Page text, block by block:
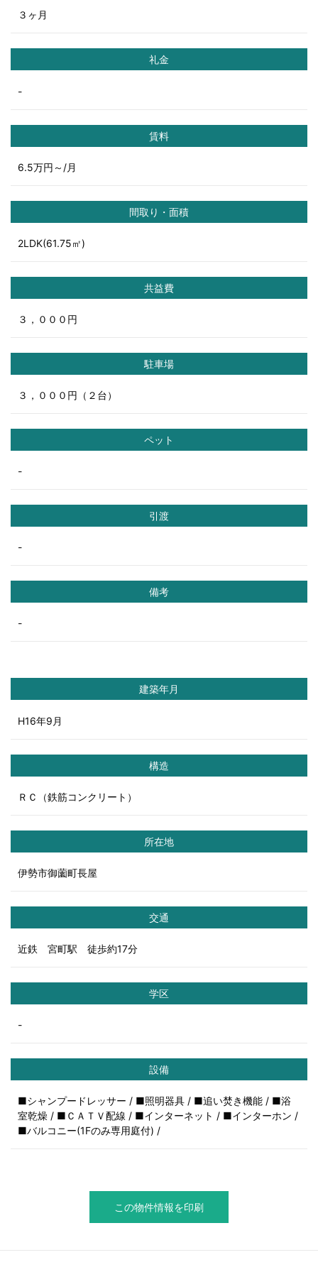
３ヶ月
礼金
-
賃料
6.5万円～/月
間取り・面積
2LDK(61.75㎡)
共益費
３，０００円
駐車場
３，０００円（２台）
ペット
-
引渡
-
備考
-
建築年月
H16年9月
構造
ＲＣ（鉄筋コンクリート）
所在地
伊勢市御薗町長屋
交通
近鉄 宮町駅 徒歩約17分
学区
-
設備
■シャンプードレッサー / ■照明器具 / ■追い焚き機能 / ■浴
室乾燥 / ■ＣＡＴＶ配線 / ■インターネット / ■インターホン /
■バルコニー(1Fのみ専用庭付) /
この物件情報を印刷